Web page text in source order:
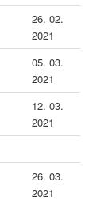
26. 02.
2021
05. 03.
2021
12. 03.
2021
26. 03.
2021